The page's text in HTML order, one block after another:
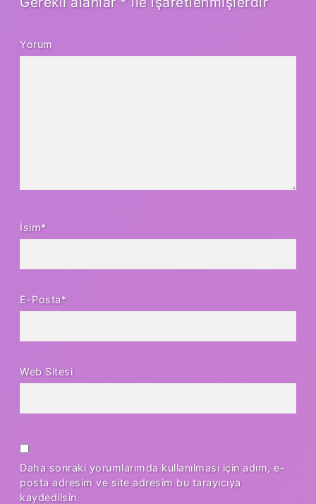
Yorum
İsim*
E-Posta*
Web Sitesi
Daha sonraki yorumlarımda kullanılması için adım, e-
posta adresim ve site adresim bu tarayıcıya
kaydedilsin.